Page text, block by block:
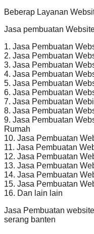
Beberap Layanan
Jasa pembuatan
1. Jasa Pembuatan
2. Jasa Pembuatan
3. Jasa Pembuatan
4. Jasa Pembuatan
5. Jasa Pembuatan
6. Jasa Pembuatan
7. Jasa Pembuatan
8. Jasa Pembuatan
9. Jasa Pembuatan
Rumah
10. Jasa Pembuatan
11. Jasa Pembuatan
12. Jasa Pembuatan
13. Jasa Pembuatan
14. Jasa Pembuatan
15. Jasa Pembuatan
16. Dan lain lain
Jasa Pembuatan
serang banten